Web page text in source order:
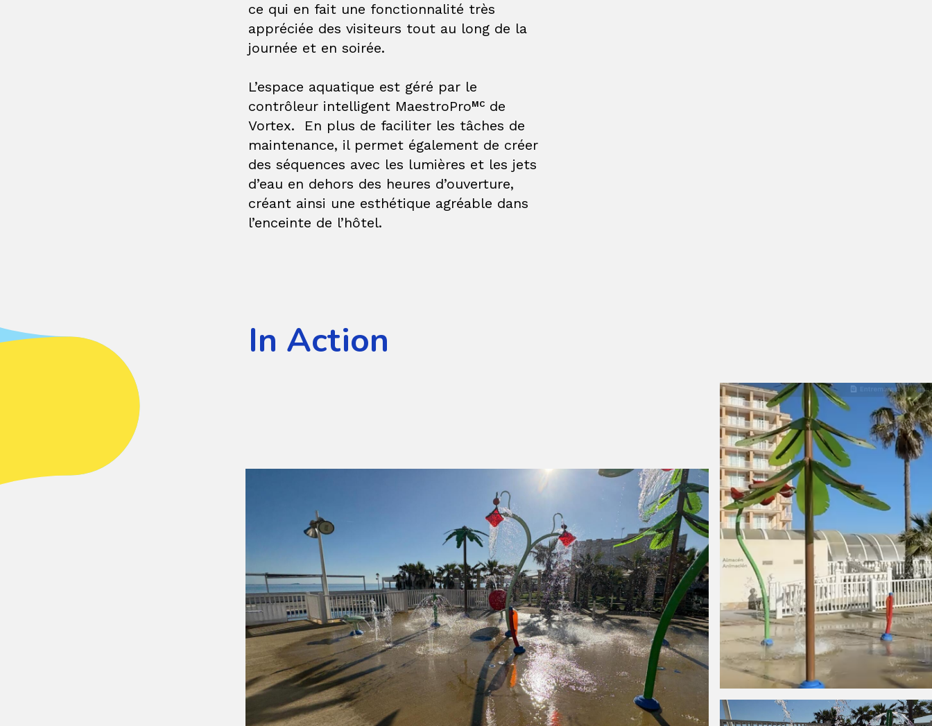
ce qui en fait une fonctionnalité très
appréciée des visiteurs tout au long de la
journée et en soirée.
L’espace aquatique est géré par le
contrôleur intelligent MaestroProMC de
Vortex. En plus de faciliter les tâches de
maintenance, il permet également de créer
des séquences avec les lumières et les jets
d’eau en dehors des heures d’ouverture,
créant ainsi une esthétique agréable dans
l’enceinte de l’hôtel.
In Action